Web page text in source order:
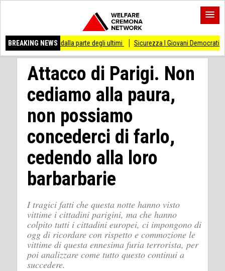
BREAKING NEWS
di stare dalla parte degli ultimi Sicurezza I Giovani Democratici ribattono
Attacco di Parigi. Non
cediamo alla paura,
non possiamo
concederci di farlo,
cedendo alla loro
barbarbarie
I tragici fatti che questa notte hanno visto
vittime i cittadini parigini, ma che hanno
colpito tutti i cittadini europei, ci impongono di
ogg di ricordare con rispetto e commozione le
vittime di questa ennesima furia terrorista, per
poi analizzare come tutto questo continui a
succedere.